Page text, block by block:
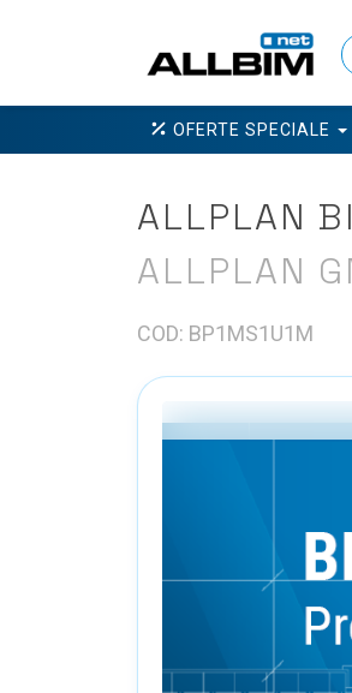
OFERTE SPECIALE
ALLPLAN
ALLPLAN
COD: BP1MS1U1M